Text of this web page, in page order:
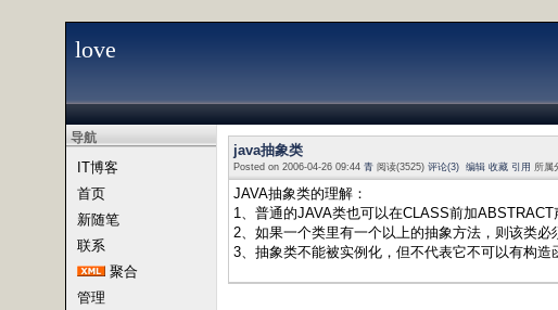
love
导航
IT博客
首页
新随笔
联系
聚合
管理
java抽象类
Posted on 2006-04-26 09:44 青 阅读(3525) 评论(3) 编辑 收藏 引用 所属
JAVA抽象类的理解：
1、普通的JAVA类也可以在CLASS前加
2、如果一个类里有一个以上的抽象方法，则该类必
3、抽象类不能被实例化，但不代表它不可以有构